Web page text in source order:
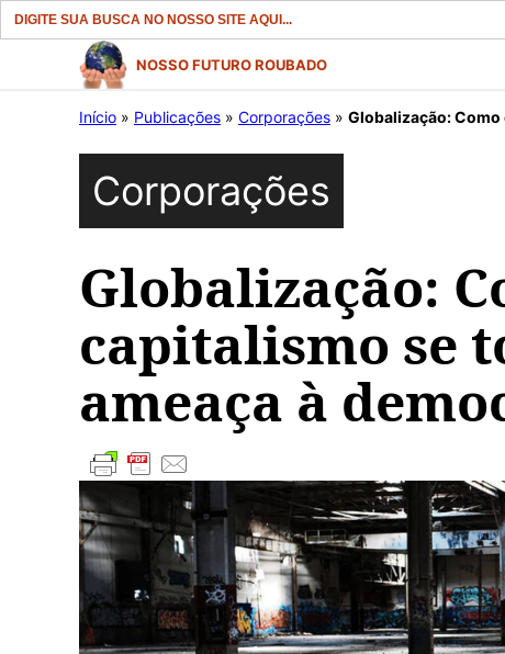
Search
for:
conteúdo
NOSSO FUTURO ROUBADO
Início » Publicações » Corporações » Globalização:
Corporações
Globalização:
capitalismo se
ameaça à